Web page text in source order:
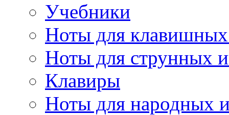
Учебники
Ноты для клавишных
Ноты для струнных
Клавиры
Ноты для народных